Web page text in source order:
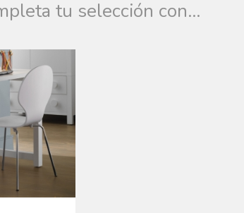
tu selección con...